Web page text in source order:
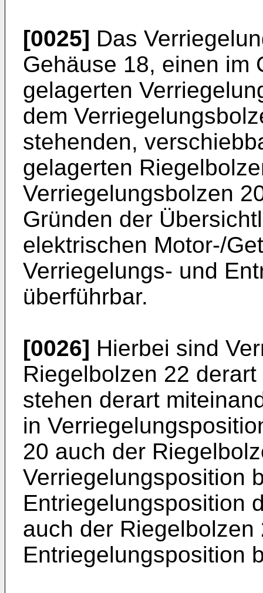
[0025] Das
Gehäuse 18, einen im
gelagerten
dem
stehenden,
gelagerten
Verriegelungsbolzen
Gründen der
elektrischen Motor-/
Verriegelungs- und
überführbar.
[0026] Hierbei sind
Riegelbolzen 22
stehen derart
in
20 auch der
Verriegelungsposition
Entriegelungsposition
auch der Riegelbolzen
Entriegelungsposition